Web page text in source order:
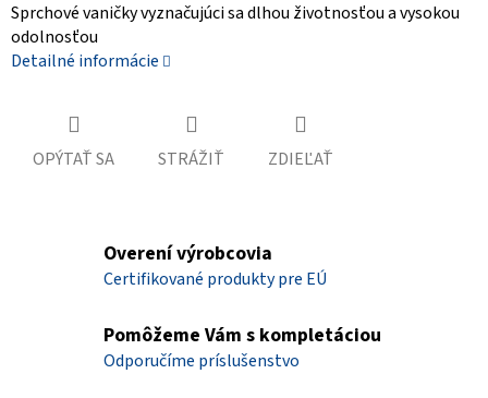
Sprchové vaničky vyznačujúci sa dlhou životnosťou a vysokou
odolnosťou
Detailné informácie
OPÝTAŤ SA STRÁŽIŤ ZDIEĽAŤ
Overení výrobcovia
Certifikované produkty pre EÚ
Pomôžeme Vám s kompletáciou
Odporučíme príslušenstvo